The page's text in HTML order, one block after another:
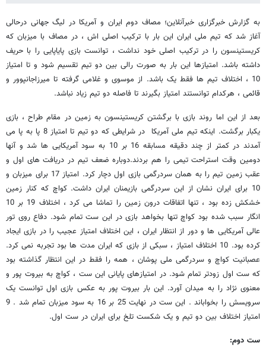
به گزارش خبرگزاری خبرآنلاین؛ مصاف دوم ایران و آمریکا در لیگ جهانی درحالی
آغاز شد که تیم ملی ایران این بار با ترکیب اصلی اش ، در مصاف با میزبان که
کریستینسون را در ترکیب اصلی خود نداشت ، توانست بازی پایاپایی را با حریف
داشته باشد. امتیازها این بار به صورت رالی بین دو تیم تقسیم شود و تا امتیاز
10 ، اختلاف تیم ها فقط یک باشد. از موسوی و غلامی گرفته تا میرزاجانپوور و
قائمی ، هرکدام توانستند امتیاز بگیرند تا فاصله دو تیم زیاد نباشد.
بعد از این اما روند بازی با برگشتن کریستینسون به زمین در مقام طراح ، بازی
یکبار برگشت. اینکه تیم ملی آمریکا در شرایطی که دو تیم تا امتیاز 8 پا به پا می
آمدند در کمتر از چند دقیقه مسابقه 16 بر 10 به سود آمریکایی ها شد و آنها
دومین وقت استراحت تیمی را هم بردند.دوباره ضعف تیم در دریافت های اول و
عقب زمین تیم را به همان سردرگمی بازی اول دچار کرد. امتیاز 17 برای میزبان و
10 برای ایران نشان از این سردرگمی بازیمنان ایران داشت. کواچ که کنار زمین
خشکش زده بود ، تنها اتفاقات درون زمین را تماشا می کرد ، اختلاف 19 بر 10
انگار سبب شده بود کواچ تنها بخواهد بازی در این ست تمام شود. دفاع روی تور
عالی آمریکایی ها و دور از انتظار ایران ، این اختلاف امتیاز عجیب را در بازی ایجاد
کرده بود. 10 اختلاف امتیاز ، سبکی از بازی که ایران مدت ها بود تجربه نمی کرد.
عصبانیت کواچ و سردرگمی ملی پوشان ، همه را فقط در این انتظار گذاشته بود
که ست اول زودتر تمام شود. در امتیازهای پایانی این ست ، کواچ به بیروت پور و
معنوی نژاد را به میدان آورد. این بار بیروت پور به عکس بازی اول توانست یک
سرویسش را بخواباند . این ست در نهایت 25 بر 16 به سود میزبان تمام شد . 9
امتیاز اختلاف بین دو تیم و یک شکست تلخ برای ایران در ست اول.
ست دوم: